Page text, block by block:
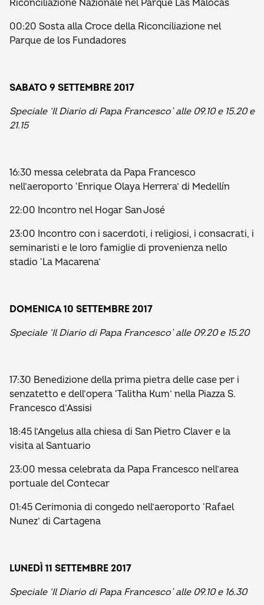
Riconciliazione Nazionale nel Parque Las Malocas
00:20 Sosta alla Croce della Riconciliazione nel
Parque de los Fundadores
SABATO 9 SETTEMBRE 2017
Speciale ‘Il Diario di Papa Francesco’ alle 09.10 e 15.20 e
21.15
16:30 messa celebrata da Papa Francesco
nell’aeroporto ‘Enrique Olaya Herrera’ di Medellín
22:00 Incontro nel Hogar San José
23:00 Incontro con i sacerdoti, i religiosi, i consacrati, i
seminaristi e le loro famiglie di provenienza nello
stadio ‘La Macarena’
DOMENICA 10 SETTEMBRE 2017
Speciale ‘Il Diario di Papa Francesco’ alle 09.20 e 15.20
17:30 Benedizione della prima pietra delle case per i
senzatetto e dell’opera ‘Talitha Kum’ nella Piazza S.
Francesco d’Assisi
18:45 l’Angelus alla chiesa di San Pietro Claver e la
visita al Santuario
23:00 messa celebrata da Papa Francesco nell’area
portuale del Contecar
01:45 Cerimonia di congedo nell’aeroporto ‘Rafael
Nunez’ di Cartagena
LUNEDÌ 11 SETTEMBRE 2017
Speciale ‘Il Diario di Papa Francesco’ alle 09.10 e 16.30